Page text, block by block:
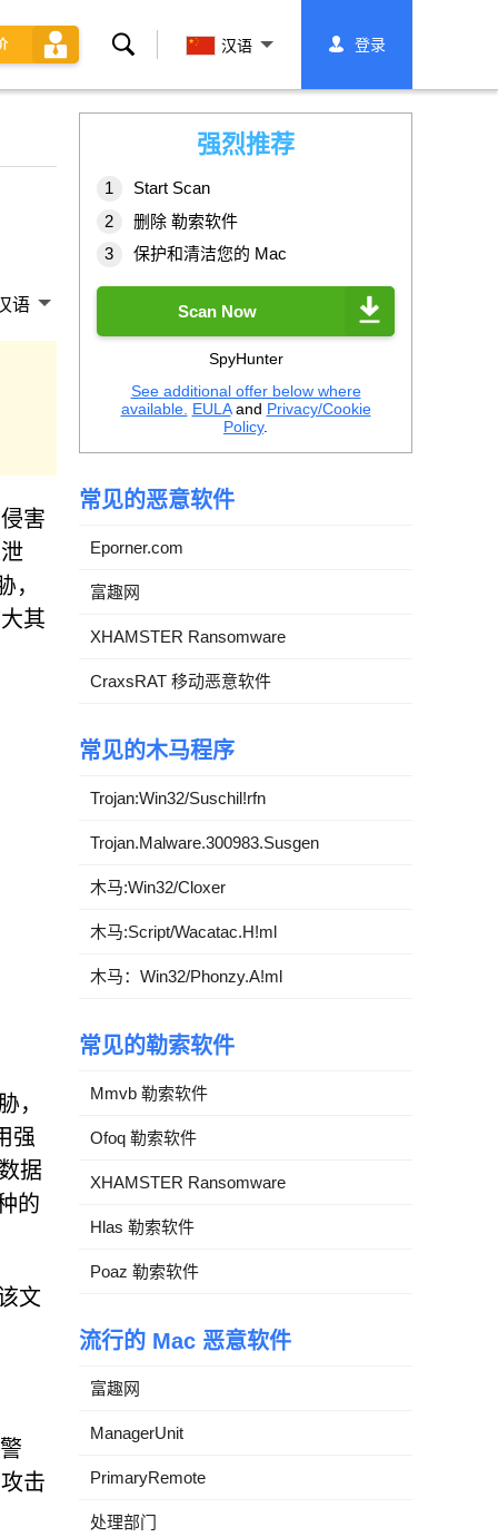
搜
汉语 登录
语
害
，
其
，
强
据
的
文
击
强烈推荐
Start Scan
删除 勒索软件
保护和清洁您的 Mac
Scan Now
SpyHunter
See additional offer below where
available. EULAand Privacy/Cookie
Policy.
常见的恶意软件
Eporner.com
富趣网
XHAMSTER Ransomware
CraxsRAT 移动恶意软件
常见的木马程序
Trojan:Win32/Suschil!rfn
Trojan.Malware.300983.Susgen
木马:Win32/Cloxer
木马:Script/Wacatac.H!ml
木马：Win32/Phonzy.A!ml
常见的勒索软件
Mmvb 勒索软件
Ofoq 勒索软件
XHAMSTER Ransomware
Hlas 勒索软件
Poaz 勒索软件
流行的 Mac 恶意软件
富趣网
ManagerUnit
PrimaryRemote
处理部门